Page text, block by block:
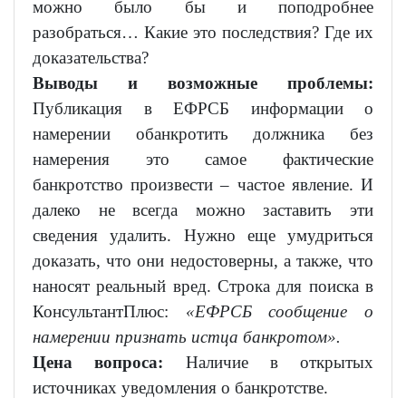
можно было бы и поподробнее
разобраться… Какие это последствия? Где их
доказательства?
Выводы и возможные проблемы:
Публикация в ЕФРСБ информации о
намерении обанкротить должника без
намерения это самое фактические
банкротство произвести – частое явление. И
далеко не всегда можно заставить эти
сведения удалить. Нужно еще умудриться
доказать, что они недостоверны, а также, что
наносят реальный вред. Строка для поиска в
КонсультантПлюс: «ЕФРСБ сообщение о
намерении признать истца банкротом».
Цена вопроса: Наличие в открытых
источниках уведомления о банкротстве.